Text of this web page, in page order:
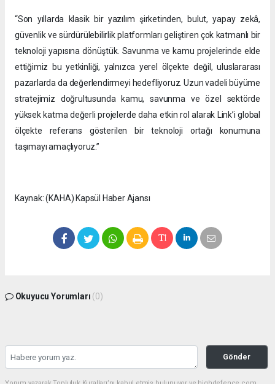
“Son yıllarda klasik bir yazılım şirketinden, bulut, yapay zekâ,
güvenlik ve sürdürülebilirlik platformları geliştiren çok katmanlı bir
teknoloji yapısına dönüştük. Savunma ve kamu projelerinde elde
ettiğimiz bu yetkinliği, yalnızca yerel ölçekte değil, uluslararası
pazarlarda da değerlendirmeyi hedefliyoruz. Uzun vadeli büyüme
stratejimiz doğrultusunda kamu, savunma ve özel sektörde
yüksek katma değerli projelerde daha etkin rol alarak Link’i global
ölçekte referans gösterilen bir teknoloji ortağı konumuna
taşımayı amaçlıyoruz.”
Kaynak: (KAHA) Kapsül Haber Ajansı
Okuyucu Yorumları (0)
Gönder